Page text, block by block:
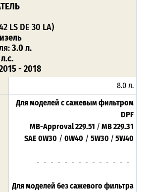
LS DE 30 LA)
3.0 л.
- 2018
8.0 л.
Для моделей с сажевым фильтром
DPF
MB-Approval 229.51 / MB 229.31
SAE 0W30 / 0W40 / 5W30 / 5W40
- - - - - - - - - - - - - -
Для моделей без сажевого фильтра